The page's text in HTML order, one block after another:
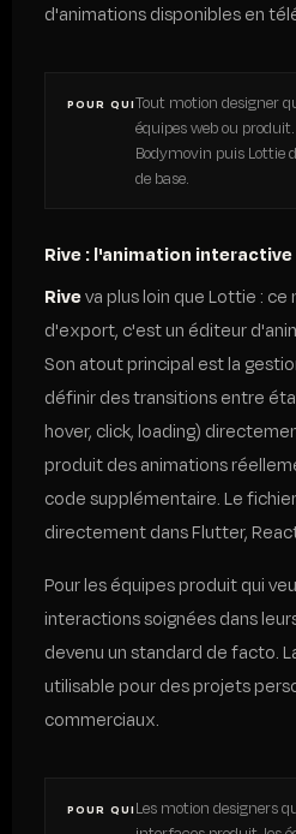
d'animations disponibles en
POUR QUITout motion designer
équipes web ou
Bodymovin puis Lottie
de base.
Rive : l'animation
Riveva plus loin que Lottie :
d'export, c'est un éditeur
Son atout principal est la
définir des transitions entre
hover, click, loading)
produit des animations
code supplémentaire. Le
directement dans Flutter,
Pour les équipes produit qui
interactions soignées dans
devenu un standard de facto.
utilisable pour des projets
commerciaux.
POUR QUI Les motion designers